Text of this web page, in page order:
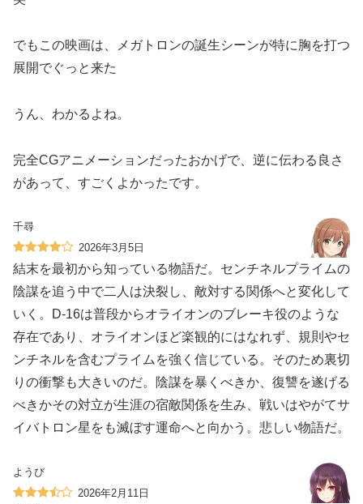
でもこの映画は、メガトロンの誕生シーンが特に胸を打つ
展開でぐっと来た
うん、わかるよね。
完全CGアニメーションだったおかげで、逆に伝わる良さ
があって、すごくよかったです。
千尋
2026年3月5日
結末を最初から知っている物語だ。センチネルプライムの
陰謀を追う中で二人は決裂し、敵対する関係へと変化して
いく。D-16は普段からオライオンのブレーキ役のような
存在であり、オライオンほど楽観的にはなれず、規則やセ
ンチネルを含むプライムを強く信じている。そのため裏切
りの衝撃も大きいのだ。陰謀を暴くべきか、復讐を遂げる
べきかその対立が生涯の宿敵関係を生み、戦いはやがてサ
イバトロン星をも滅ぼす運命へと向かう。悲しい物語だ。
ようび
2026年2月11日